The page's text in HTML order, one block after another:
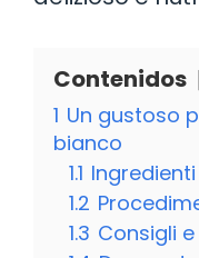
Contenidos
1 Un gustoso
bianco
1.1 Ingredienti
1.2
1.3 Consigli